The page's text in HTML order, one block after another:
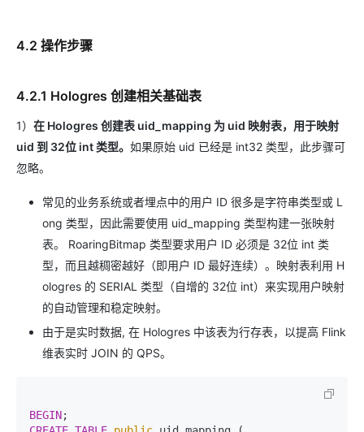
4.2 操作步骤
4.2.1 Hologres 创建相关基础表
1） 在 Hologres 创建表 uid_mapping 为 uid 映射表，用于映射
uid 到 32位 int 类型。 如果原始 uid 已经是 int32 类型，此步骤可
忽略。
常见的业务系统或者埋点中的用户 ID 很多是字符串类型或 L
ong 类型，因此需要使用 uid_mapping 类型构建一张映射
表。 RoaringBitmap 类型要求用户 ID 必须是 32位 int 类
型，而且越稠密越好（即用户 ID 最好连续）。映射表利用 H
ologres 的 SERIAL 类型（自增的 32位 int）来实现用户映射
的自动管理和稳定映射。
由于是实时数据, 在 Hologres 中该表为行存表，以提高 Flink
维表实时 JOIN 的 QPS。
BEGIN